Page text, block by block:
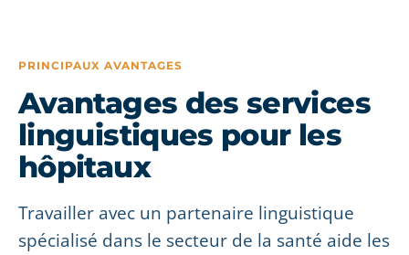
PRINCIPAUX AVANTAGES
Avantages des services
linguistiques pour les
hôpitaux
Travailler avec un partenaire linguistique
spécialisé dans le secteur de la santé aide les